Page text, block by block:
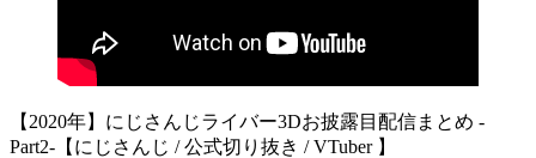
【2020年】にじさんじライバー3Dお披露目配信まとめ -
Part2-【にじさんじ / 公式切り抜き / VTuber 】